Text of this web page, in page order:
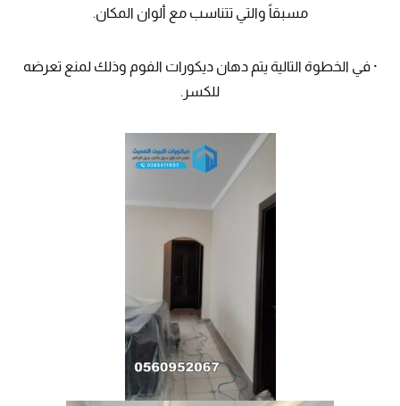
مسبقاً والتي تتناسب مع ألوان المكان.
· في الخطوة التالية يتم دهان ديكورات الفوم وذلك لمنع تعرضه
للكسر.